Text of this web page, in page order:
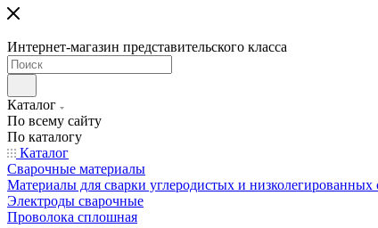
Интернет-магазин представительского класса
Каталог
По всему сайту
По каталогу
Каталог
Сварочные материалы
Материалы для сварки углеродистых и низколегированных
Электроды сварочные
Проволока сплошная